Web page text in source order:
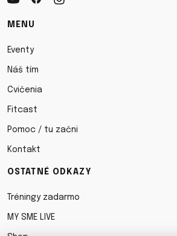
MENU
Eventy
Náš tím
Cvičenia
Fitcast
Pomoc / tu začni
Kontakt
OSTATNÉ ODKAZY
Tréningy zadarmo
MY SME LIVE